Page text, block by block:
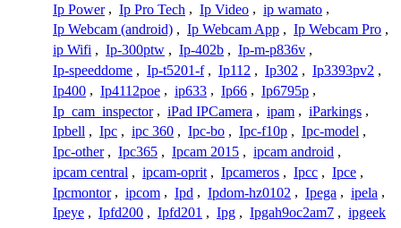
Ip Power , Ip Pro Tech , Ip Video , ip wamato ,
Ip Webcam (android) , Ip Webcam App , Ip Webcam Pro ,
ip Wifi , Ip-300ptw , Ip-402b , Ip-m-p836v ,
Ip-speeddome , Ip-t5201-f , Ip112 , Ip302 , Ip3393pv2 ,
Ip400 , Ip4112poe , ip633 , Ip66 , Ip6795p ,
Ip_cam_inspector , iPad IPCamera , ipam , iParkings ,
Ipbell , Ipc , ipc 360 , Ipc-bo , Ipc-f10p , Ipc-model ,
Ipc-other , Ipc365 , Ipcam 2015 , ipcam android ,
ipcam central , ipcam-oprit , Ipcameros , Ipcc , Ipce ,
Ipcmontor , ipcom , Ipd , Ipdom-hz0102 , Ipega , ipela ,
Ipeye , Ipfd200 , Ipfd201 , Ipg , Ipgah9oc2am7 , ipgeek